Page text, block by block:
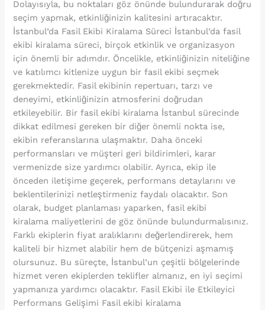
Dolayısıyla, bu noktaları göz önünde bulundurarak doğru
seçim yapmak, etkinliğinizin kalitesini artıracaktır.
İstanbul’da Fasil Ekibi Kiralama Süreci İstanbul’da fasil
ekibi kiralama süreci, birçok etkinlik ve organizasyon
için önemli bir adımdır. Öncelikle, etkinliğinizin niteliğine
ve katılımcı kitlenize uygun bir fasil ekibi seçmek
gerekmektedir. Fasil ekibinin repertuarı, tarzı ve
deneyimi, etkinliğinizin atmosferini doğrudan
etkileyebilir. Bir fasil ekibi kiralama İstanbul sürecinde
dikkat edilmesi gereken bir diğer önemli nokta ise,
ekibin referanslarına ulaşmaktır. Daha önceki
performansları ve müşteri geri bildirimleri, karar
vermenizde size yardımcı olabilir. Ayrıca, ekip ile
önceden iletişime geçerek, performans detaylarını ve
beklentilerinizi netleştirmeniz faydalı olacaktır. Son
olarak, budget planlaması yaparken, fasil ekibi
kiralama maliyetlerini de göz önünde bulundurmalısınız.
Farklı ekiplerin fiyat aralıklarını değerlendirerek, hem
kaliteli bir hizmet alabilir hem de bütçenizi aşmamış
olursunuz. Bu süreçte, İstanbul’un çeşitli bölgelerinde
hizmet veren ekiplerden teklifler almanız, en iyi seçimi
yapmanıza yardımcı olacaktır. Fasil Ekibi ile Etkileyici
Performans Gelişimi Fasil ekibi kiralama